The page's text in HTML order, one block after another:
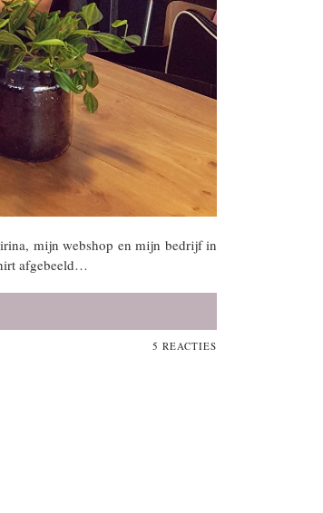
mijn webshop en mijn bedrijf in
afgebeeld…
5 REACTIES